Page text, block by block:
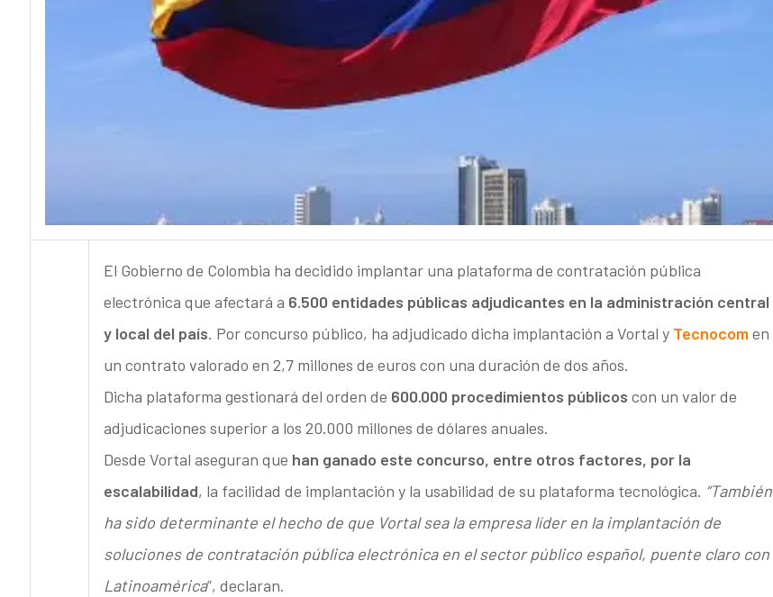
El Gobierno de Colombia ha decidido implantar una plataforma de contratación pública
electrónica que afectará a 6.500 entidades públicas adjudicantes en la administración central
y local del país. Por concurso público, ha adjudicado dicha implantación a Vortal y Tecnocomen
un contrato valorado en 2,7 millones de euros con una duración de dos años.
Dicha plataforma gestionará del orden de 600.000 procedimientos públicos con un valor de
adjudicaciones superior a los 20.000 millones de dólares anuales.
Desde Vortal aseguran que han ganado este concurso, entre otros factores, por la
escalabilidad, la facilidad de implantación y la usabilidad de su plataforma tecnológica. “También
ha sido determinante el hecho de que Vortal sea la empresa líder en la implantación de
soluciones de contratación pública electrónica en el sector público español, puente claro con
Latinoamérica”, declaran.